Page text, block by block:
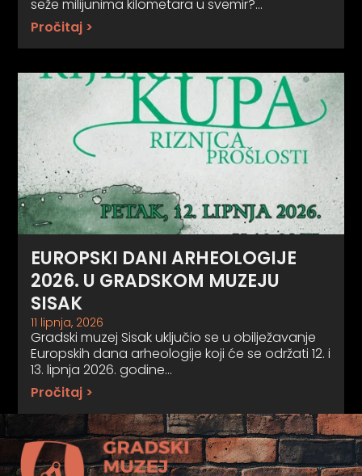
seže milijunima kilometara u svemir?…
Pročitaj >
EUROPSKI DANI ARHEOLOGIJE
2026. U GRADSKOM MUZEJU
SISAK
11 lipnja, 2026
Gradski muzej Sisak uključio se u obilježavanje
Europskih dana arheologije koji će se održati 12. i
13. lipnja 2026. godine…
Pročitaj >